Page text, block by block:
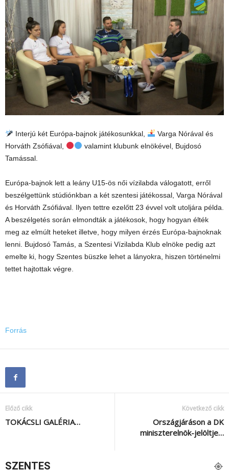
Interjú két Európa-bajnok játékosunkkal,
Varga Nórával és
Horváth Zsófiával,
valamint klubunk elnökével, Bujdosó
Tamással.
Európa-bajnok lett a leány U15-ös női vízilabda válogatott, erről
beszélgettünk stúdiónkban a két szentesi játékossal, Varga Nórával
és Horváth Zsófiával. Ilyen tettre ezelőtt 23 évvel volt utoljára példa.
A beszélgetés során elmondták a játékosok, hogy hogyan élték
meg az elmúlt heteket illetve, hogy milyen érzés Európa-bajnoknak
lenni. Bujdosó Tamás, a Szentesi Vízilabda Klub elnöke pedig azt
emelte ki, hogy Szentes büszke lehet a lányokra, hiszen történelmi
tettet hajtottak végre.
Forrás
Előző cikk
TOKÁCSLI GALÉRIA…
Következő cikk
Országjáráson a DK
miniszterelnök-jelöltje…
SZENTES